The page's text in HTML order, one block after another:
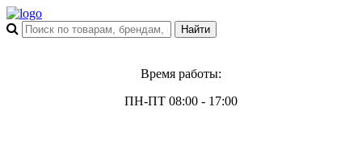
Время работы:
ПН-ПТ 08:00 - 17:00